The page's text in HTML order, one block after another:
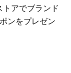
アでブランド
ンをプレゼン